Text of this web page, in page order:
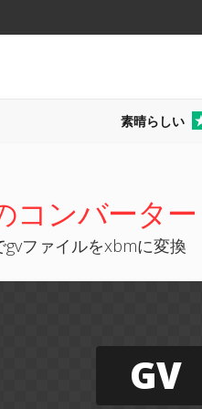
素晴らしい
コンバーター
ファイルをxbmに変換
GV